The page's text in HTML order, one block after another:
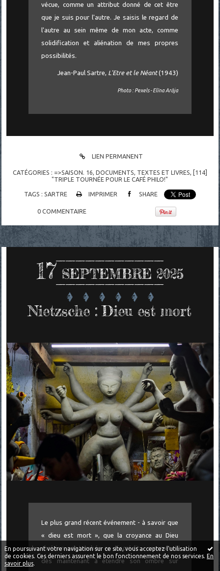
En poursuivant votre navigation sur ce site, vous acceptez l'utilisation
de cookies. Ces derniers assurent le bon fonctionnement de nos services. En
savoir plus.
vécue, comme un attribut donné de cet être
que je suis pour l'autre. Je saisis le regard de
l'autre au sein même de mon acte, comme
solidification et aliénation de mes propres
possibilités.
Jean-Paul Sartre, L'Etre et le Néant(1943)
Photo : Pexels - Elīna Arāja
LIEN PERMANENT
CATÉGORIES : =>SAISON. 16 DOCUMENTS TEXTES ET LIVRES
[114]
"TRIPLE TOURNÉE POUR LE CAFÉ PHILO!"
TAGS : SARTRE IMPRIMER SHARE
0 COMMENTAIRE
17 SEPTEMBRE 2025
Nietzsche : Dieu est mort
Le plus grand récent événement - à savoir que
« dieu est mort », que la croyance au Dieu
chrétien est tombée en discrédit - commence
dès maintenant à étendre son ombre sur